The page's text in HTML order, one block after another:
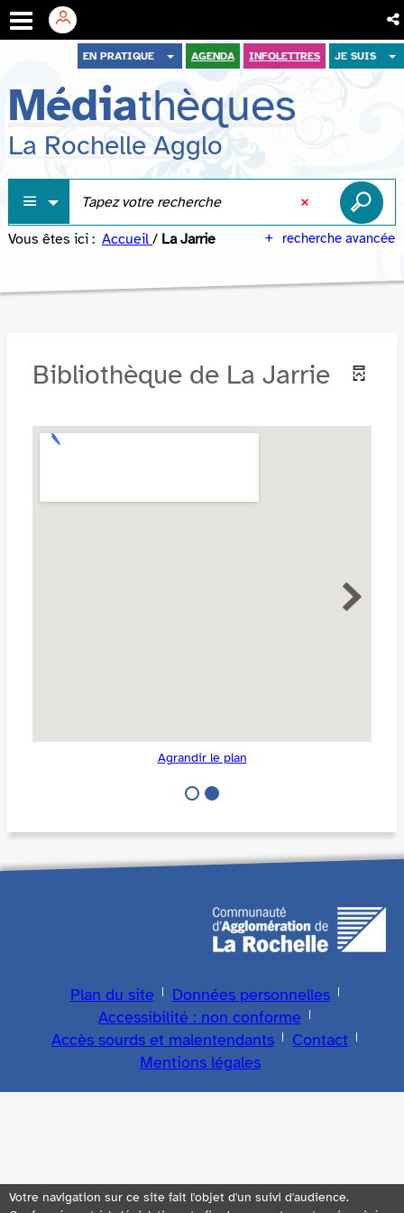
menu
contenu
recherche
EN PRATIQUE AGENDA INFOLETTRES JE SUIS
Médiathèques
La Rochelle Agglo
recherche avancée
Vous êtes ici : Accueil / La Jarrie
Bibliothèque de La Jarrie
Agrandir le plan
Plan du site
Données personnelles
Accessibilité : non conforme
Accès sourds et malentendants
Contact
Mentions légales
Votre navigation sur ce site fait l'objet d'un suivi d'audience.